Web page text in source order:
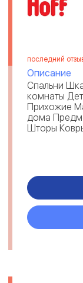
последний
Описание
Спальни
комнаты
Прихожие
дома
Шторы Ковры